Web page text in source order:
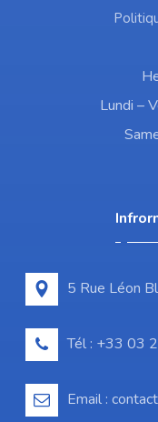
Lundi –
5 Rue Léon
Tél : +33 03
Email :